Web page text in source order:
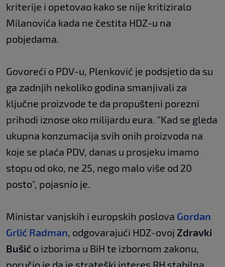
kriterije i opetovao kako se nije kritiziralo
Milanovića kada ne čestita HDZ-u na
pobjedama.
Govoreći o PDV-u, Plenković je podsjetio da su
ga zadnjih nekoliko godina smanjivali za
ključne proizvode te da propušteni porezni
prihodi iznose oko milijardu eura. "Kad se gleda
ukupna konzumacija svih onih proizvoda na
koje se plaća PDV, danas u prosjeku imamo
stopu od oko, ne 25, nego malo više od 20
posto", pojasnio je.
Ministar vanjskih i europskih poslova Gordan
Grlić Radman, odgovarajući HDZ-ovoj Zdravki
Bušić o izborima u BiH te izbornom zakonu,